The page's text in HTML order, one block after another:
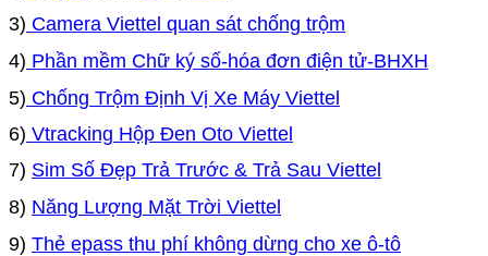
3) Camera Viettel quan sát chống trộm
4) Phần mềm Chữ ký số-hóa đơn điện tử-BHXH
5) Chống Trộm Định Vị Xe Máy Viettel
6) Vtracking Hộp Đen Oto Viettel
7) Sim Số Đẹp Trả Trước & Trả Sau Viettel
8) Năng Lượng Mặt Trời Viettel
9) Thẻ epass thu phí không dừng cho xe ô-tô